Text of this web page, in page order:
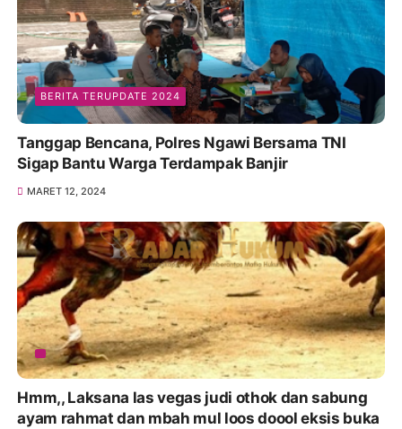
BERITA TERUPDATE 2024
Tanggap Bencana, Polres Ngawi Bersama TNI
Sigap Bantu Warga Terdampak Banjir
MARET 12, 2024
Hmm,, Laksana las vegas judi othok dan sabung
ayam rahmat dan mbah mul loos doool eksis buka